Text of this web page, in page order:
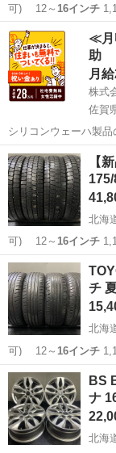
可) 12～ 16インチ
15～16インチ
替 16インチ まで
北海道 札幌市
≪月
助
月
株式
佐賀
シリコンウェーハ製
やカップルとの応募
実♪業務はクリーンル
300円～の格安食堂あ
佐賀 伊万里市
【
北海
可) 12～ 16インチ
15～16インチ
替16インチまで
北海道 札幌市
チ
北海
可) 12～ 16インチ
15～16インチ
替16インチまで
北海道 札幌市
BS
ナ
北海